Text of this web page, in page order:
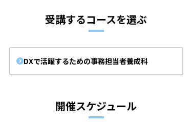
受講するコースを選ぶ
DXで活躍するための事務担当者養成科
開催スケジュール